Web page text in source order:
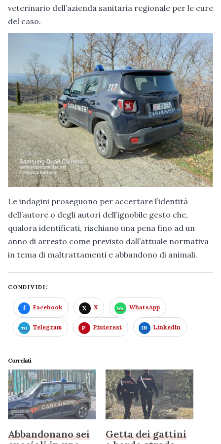
veterinario dell’azienda sanitaria regionale per le cure
del caso.
Le indagini proseguono per accertare l’identità
dell’autore o degli autori dell’ignobile gesto che,
qualora identificati, rischiano una pena fino ad un
anno di arresto come previsto dall’attuale normativa
in tema di maltrattamenti e abbandono di animali.
CONDIVIDI:
Facebook X WhatsApp
Telegram Pinterest LinkedIn
Correlati
Abbandonano sei
Getta dei gattini